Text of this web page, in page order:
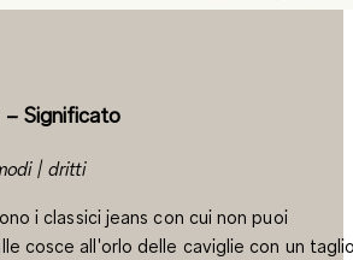
Significato
| dritti
i classici jeans con cui non puoi
cosce all'orlo delle caviglie con un